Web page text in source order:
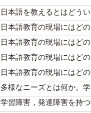
日本語を教えるとはどう
日本語教育の現場にはど
日本語教育の現場にはど
日本語教育の現場にはど
日本語教育の現場にはど
多様なニーズとは何か。
学習障害，発達障害を持